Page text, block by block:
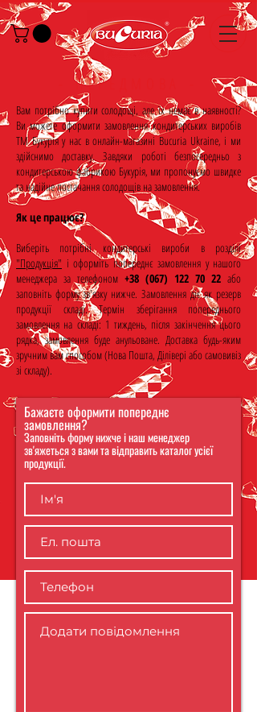
- ПЕРЕДМОВА -
Вам потрібно купити солодощі, але їх немає в наявності?
Ви можете оформити замовлення кондитерських виробів
ТМ Букурія у нас в онлайн-магазині Bucuria Ukraine, і ми
здійснимо доставку. Завдяки роботі безпосередньо з
кондитерською фабрикою Букурія, ми пропонуємо швидке
та надійне постачання солодощів на замовлення.
Як це працює?
Виберіть потрібні кондитерські вироби в розділі
"Продукція" і оформіть попереднє замовлення у нашого
менеджера за телефоном +38 (067) 122 70 22 або
заповніть форму зв'язку нижче. Замовлення діє як резерв
продукції складі. Термін зберігання попереднього
замовлення на складі: 1 тиждень, після закінчення цього
рядка, замовлення буде анульоване. Доставка будь-яким
зручним вам способом (Нова Пошта, Ділівері або самовивіз
зі складу).
Бажаєте оформити попереднє
замовлення?
Заповніть форму нижче і наш менеджер
зв'яжеться з вами та відправить каталог усієї
продукції.